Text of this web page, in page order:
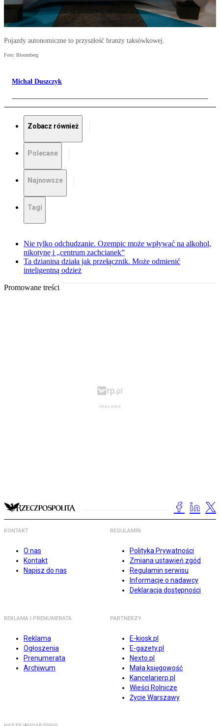
Pojazdy autonomiczne to przyszłość branży taksówkowej.
Foto: Bloomberg
Michał Duszczyk
Zobacz również
Polecane
Najnowsze
Tagi
Nie tylko odchudzanie. Ozempic może wpływać na alkohol,
nikotynę i „centrum zachcianek”
Ta dzianina działa jak przełącznik. Może odmienić
inteligentną odzież
Promowane treści
KONTAKT
O nas
Kontakt
Napisz do nas
REGULAMIN
Polityka Prywatności
Zmiana ustawień zgód
Regulamin serwisu
Informacje o nadawcy
Deklaracja dostępności
REKLAMA I PRENUMERATA
Reklama
Ogłoszenia
Prenumerata
Archiwum
PARTNERZY
E-kiosk.pl
E-gazety.pl
Nexto.pl
Mała księgowość
Kancelarierp.pl
Wieści Rolnicze
Życie Warszawy